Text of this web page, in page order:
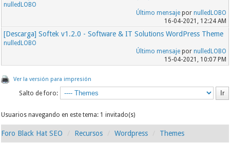
nulledLOBO
Último mensajepor nulledLOBO
16-04-2021, 12:24 AM
[Descarga] Softek v1.2.0 - Software & IT Solutions WordPress Theme
nulledLOBO
Último mensajepor nulledLOBO
15-04-2021, 10:07 PM
Ver la versión para impresión
Salto de foro:
Usuarios navegando en este tema: 1 invitado(s)
Foro Black Hat SEO Recursos Wordpress Themes